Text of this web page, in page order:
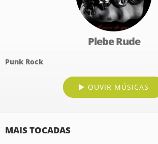
Plebe Rude
Punk Rock
OUVIR MÚSICAS
MAIS TOCADAS